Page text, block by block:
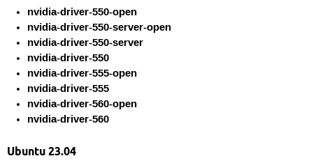
nvidia-driver-550-open
nvidia-driver-550-server-open
nvidia-driver-550-server
nvidia-driver-550
nvidia-driver-555-open
nvidia-driver-555
nvidia-driver-560-open
nvidia-driver-560
Ubuntu 23.04